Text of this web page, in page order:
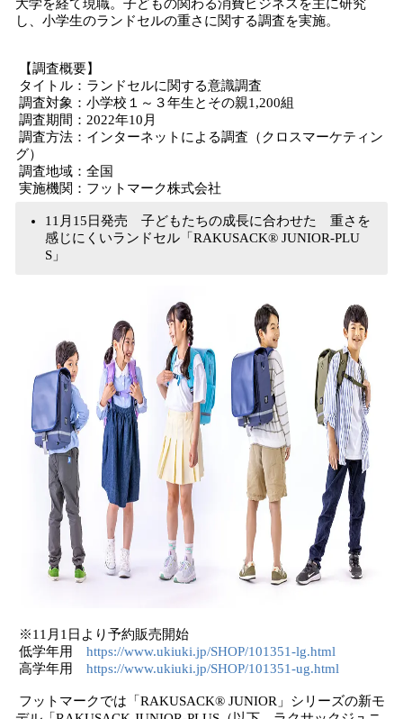
大学を経て現職。子どもの関わる消費ビジネスを主に研究
し、小学生のランドセルの重さに関する調査を実施。
【調査概要】
タイトル：ランドセルに関する意識調査
調査対象：小学校１～３年生とその親1,200組
調査期間：2022年10月
調査方法：インターネットによる調査（クロスマーケティン
グ）
調査地域：全国
実施機関：フットマーク株式会社
11月15日発売 子どもたちの成長に合わせた 重さを
感じにくいランドセル「RAKUSACK® JUNIOR-PLU
S」
※11月1日より予約販売開始
低学年用 https://www.ukiuki.jp/SHOP/101351-lg.html
高学年用 https://www.ukiuki.jp/SHOP/101351-ug.html
フットマークでは「RAKUSACK® JUNIOR」シリーズの新モ